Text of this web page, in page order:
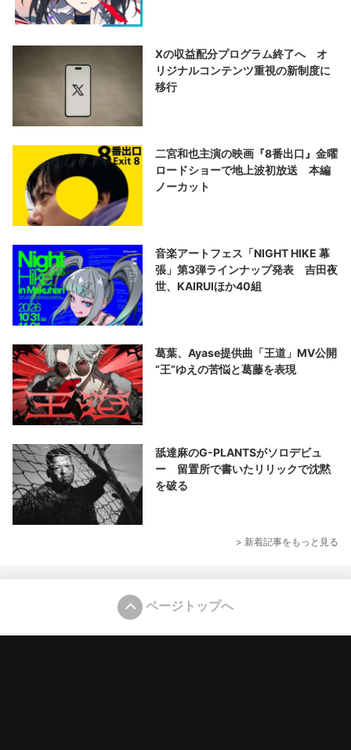
Xの収益配分プログラム終了へ オ
リジナルコンテンツ重視の新制度に
移行
二宮和也主演の映画『8番出口』金曜
ロードショーで地上波初放送 本編
ノーカット
音楽アートフェス「NIGHT HIKE 幕
張」第3弾ラインナップ発表 吉田夜
世、KAIRUIほか40組
葛葉、Ayase提供曲「王道」MV公開
“王”ゆえの苦悩と葛藤を表現
舐達麻のG-PLANTSがソロデビュ
ー 留置所で書いたリリックで沈黙
を破る
> 新着記事をもっと見る
ページトップへ